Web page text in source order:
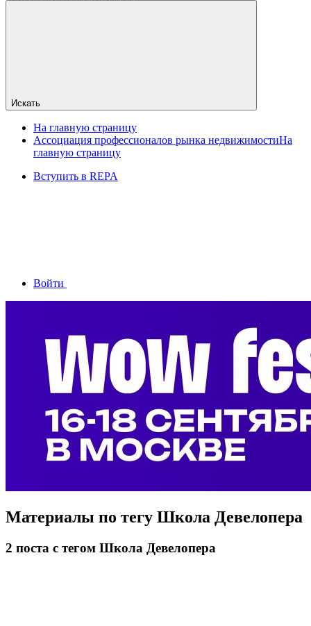
Искать
На главную страницу
Ассоциация профессионалов рынка недвижимостиНа
главную страницу
Вступить в REPA
Войти
Материалы по тегу Школа Девелопера
2 поста с тегом Школа Девелопера